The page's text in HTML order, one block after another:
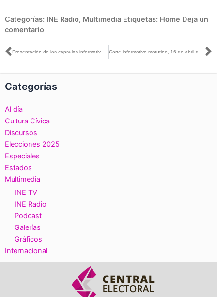
Categorías: INE Radio, Multimedia Etiquetas: Home Deja un
comentario
Ant
Categorías
Al día
Cultura Cívica
Discursos
Elecciones 2025
Especiales
Estados
Multimedia
INE TV
INE Radio
Podcast
Galerías
Gráficos
Internacional